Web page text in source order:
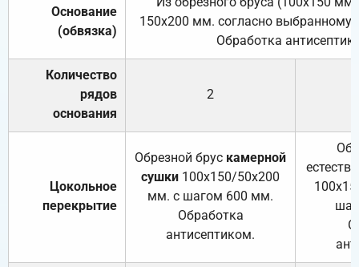
Основание
(обвязка)
150х200 мм. согласно выбранному
Обработка
Количество
рядов
основания
2
Цокольное
перекрытие
Обрезной брус камерной
сушки 100х150/50х200
мм. с шагом 600 мм.
Обработка
антисептиком.